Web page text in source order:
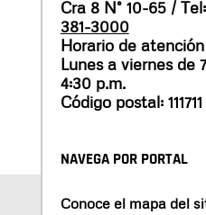
Cra 8 N° 10-65 / Tel:
381-3000
Horario de
Lunes a viernes de
4:30 p.m.
Código postal: 111711
NAVEGA POR PORTAL
Conoce el mapa del